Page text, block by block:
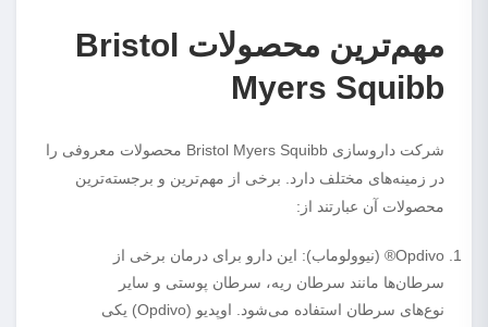
مهم‌ترین محصولات Bristol
Myers Squibb
شرکت داروسازی Bristol Myers Squibb محصولات معروفی را
در زمینه‌های مختلف دارد. برخی از مهم‌ترین و برجسته‌ترین
محصولات آن عبارتند از:
Opdivo® (نیوولوماب): این دارو برای درمان برخی از
سرطان‌ها مانند سرطان ریه، سرطان پوستی و سایر
نوع‌های سرطان استفاده می‌شود. اوپدیو (Opdivo) یکی